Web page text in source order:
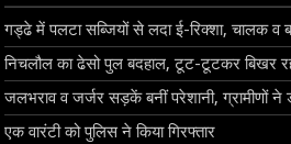
गड्ढे में पलटा सब्जियों से लदा ई-रिक्शा, चालक व
निचलौल का ढेसो पुल बदहाल, टूट-टूटकर बिखर
जलभराव व जर्जर सड़कें बनीं परेशानी, ग्रामीणों ने
एक वारंटी को पुलिस ने किया गिरफ्तार